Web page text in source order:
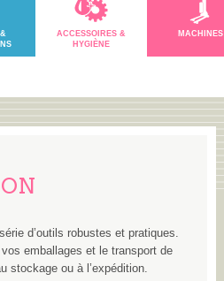
ACCESSOIRES &
HYGIÈNE
MACHINES
d’outils robustes et pratiques.
emballages et le transport de
stockage ou à l’expédition.